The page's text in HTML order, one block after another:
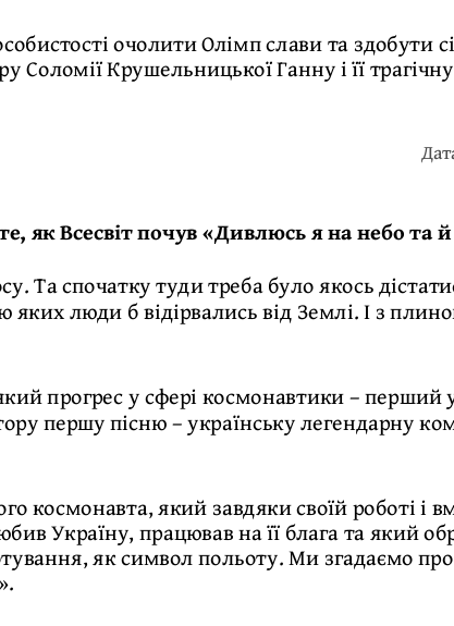
очолити Олімп слави та здобути
Соломії Крушельницької Ганну і її
як Всесвіт почув «Дивлюсь я на небо та
Та спочатку туди треба було якось
люди б відірвались від Землі. І з
прогрес у сфері космонавтики – перший
першу пісню – українську легендарну
космонавта, який завдяки своїй роботі і
Україну, працював на її блага та який
як символ польоту. Ми згадаємо